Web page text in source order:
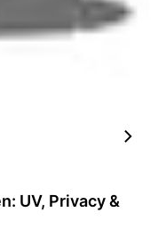
UV, Privacy &